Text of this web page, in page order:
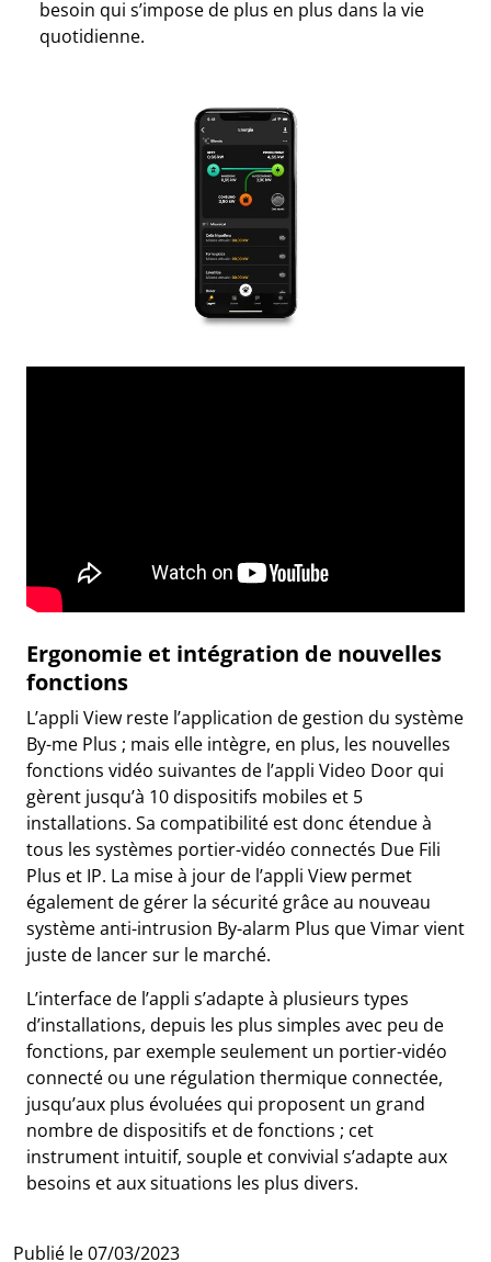
besoin qui s’impose de plus en plus dans la vie
quotidienne.
Ergonomie et intégration de nouvelles
fonctions
L’appli View reste l’application de gestion du système
By-me Plus ; mais elle intègre, en plus, les nouvelles
fonctions vidéo suivantes de l’appli Video Door qui
gèrent jusqu’à 10 dispositifs mobiles et 5
installations. Sa compatibilité est donc étendue à
tous les systèmes portier-vidéo connectés Due Fili
Plus et IP. La mise à jour de l’appli View permet
également de gérer la sécurité grâce au nouveau
système anti-intrusion By-alarm Plus que Vimar vient
juste de lancer sur le marché.
L’interface de l’appli s’adapte à plusieurs types
d’installations, depuis les plus simples avec peu de
fonctions, par exemple seulement un portier-vidéo
connecté ou une régulation thermique connectée,
jusqu’aux plus évoluées qui proposent un grand
nombre de dispositifs et de fonctions ; cet
instrument intuitif, souple et convivial s’adapte aux
besoins et aux situations les plus divers.
Publié le07/03/2023